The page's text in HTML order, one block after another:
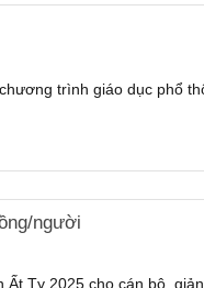
trình giáo dục phổ
người
Tỵ 2025 cho cán bộ,